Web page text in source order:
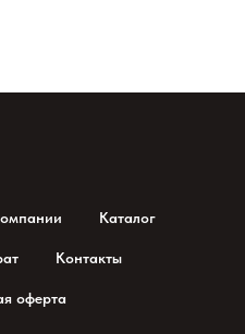
Каталог
Контакты
оферта